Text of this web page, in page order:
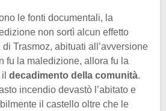
le fonti documentali, la
non sortì alcun effetto
Trasmoz, abituati all’avversione
fu la maledizione, allora fu la
decadimento della comunità.
incendio devastò l’abitato e
il castello oltre che le